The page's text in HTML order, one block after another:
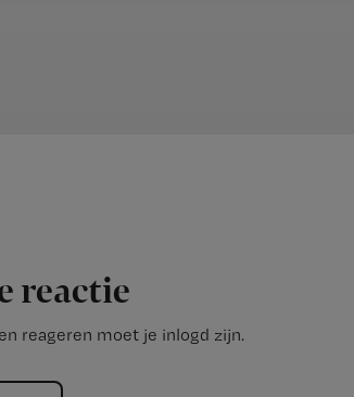
reactie
reageren moet je inlogd zijn.